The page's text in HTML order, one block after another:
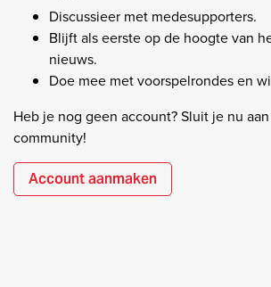
Discussieer met medesupporters.
Blijft als eerste op de hoogte van
nieuws.
Doe mee met voorspelrondes en
Heb je nog geen account? Sluit je nu
community!
Account aanmaken